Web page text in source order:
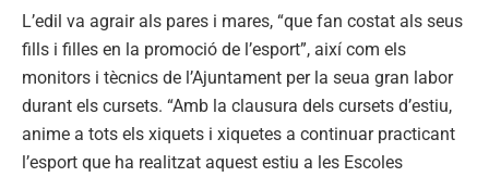
L’edil va agrair als pares i mares, “que fan costat als seus
fills i filles en la promoció de l’esport”, així com els
monitors i tècnics de l’Ajuntament per la seua gran labor
durant els cursets. “Amb la clausura dels cursets d’estiu,
anime a tots els xiquets i xiquetes a continuar practicant
l’esport que ha realitzat aquest estiu a les Escoles